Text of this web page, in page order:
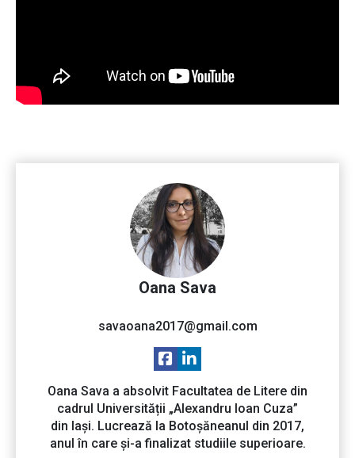
Oana Sava
savaoana2017@gmail.com
Oana Sava a absolvit Facultatea de Litere din
cadrul Universității „Alexandru Ioan Cuza”
din Iași. Lucrează la Botoșăneanul din 2017,
anul în care și-a finalizat studiile superioare.